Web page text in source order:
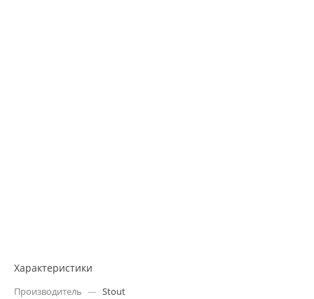
Характеристики
Производитель — Stout